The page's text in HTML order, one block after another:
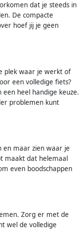
dat je steeds in
De compacte
hoef jij je geen
plek waar je werkt of
een volledige fiets?
heel handige keuze.
problemen kunt
en maar zien waar je
maakt dat helemaal
even boodschappen
Zorg er met de
wel de volledige